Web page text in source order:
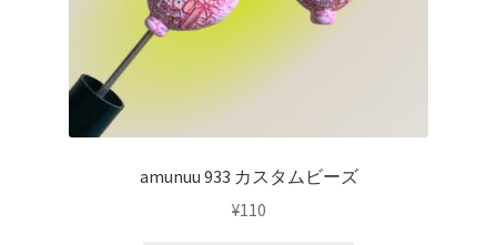
amunuu 933 カスタムビーズ
¥110